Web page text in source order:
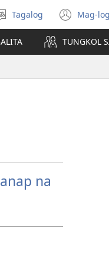
Pumili
ng
wika
Tagalog Mag-(may
na
TUNGKOL
na